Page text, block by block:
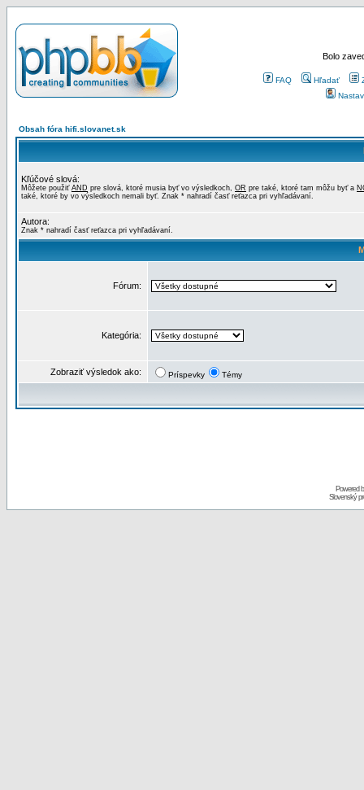
Bolo
FAQ Hľadať
Obsah fóra hifi.slovanet.sk
Kľúčové slová:
Môžete použiť AND pre slová, ktoré musia byť vo výsledkoch, OR pre také, ktoré tam môžu byť a
také, ktoré by vo výsledkoch nemali byť. Znak * nahradí časť reťazca pri vyhľadávaní.
Autora:
Znak * nahradí časť reťazca pri vyhľadávaní.
Fórum:
Kategória:
Zobraziť výsledok ako: Príspevky Témy
Powered
Slovenský